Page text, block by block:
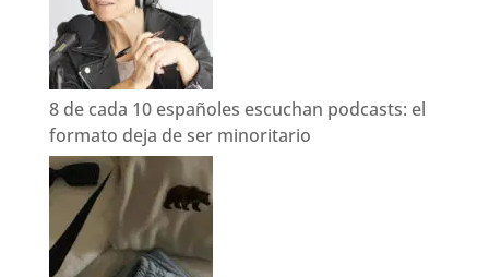
8 de cada 10 españoles escuchan podcasts: el
formato deja de ser minoritario